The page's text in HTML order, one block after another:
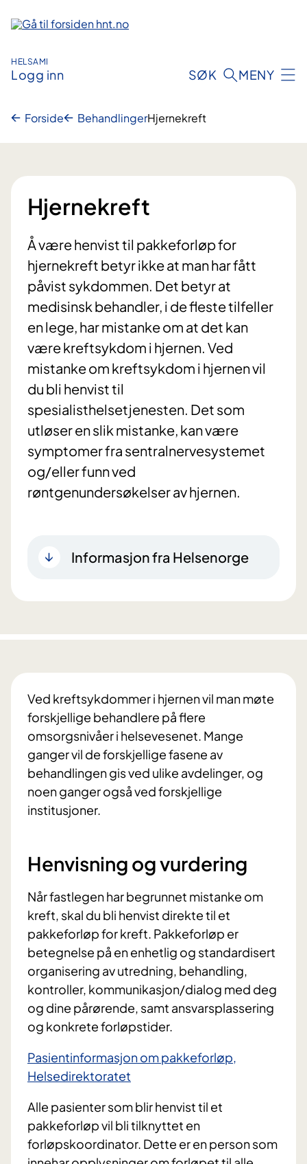
innhold
HELSAMI
Logg inn SØK MENY
Forside BehandlingerHjernekreft
Hjernekreft
Å være henvist til pakkeforløp for
hjernekreft betyr ikke at man har fått
påvist sykdommen. Det betyr at
medisinsk behandler, i de fleste tilfeller
en lege, har mistanke om at det kan
være kreftsykdom i hjernen. Ved
mistanke om kreftsykdom i hjernen vil
du bli henvist til
spesialisthelsetjenesten. Det som
utløser en slik mistanke, kan være
symptomer fra sentralnervesystemet
og/eller funn ved
røntgenundersøkelser av hjernen.
Informasjon fra Helsenorge
Ved kreftsykdommer i hjernen vil man møte
forskjellige behandlere på flere
omsorgsnivåer i helsevesenet. Mange
ganger vil de forskjellige fasene av
behandlingen gis ved ulike avdelinger, og
noen ganger også ved forskjellige
institusjoner.
Henvisning og vurdering
Når fastlegen har begrunnet mistanke om
kreft, skal du bli henvist direkte til et
pakkeforløp for kreft. Pakkeforløp er
betegnelse på en enhetlig og standardisert
organisering av utredning, behandling,
kontroller, kommunikasjon/dialog med deg
og dine pårørende, samt ansvarsplassering
og konkrete forløpstider.
Pasientinformasjon om pakkeforløp,
Helsedirektoratet
Alle pasienter som blir henvist til et
pakkeforløp vil bli tilknyttet en
forløpskoordinator. Dette er en person som